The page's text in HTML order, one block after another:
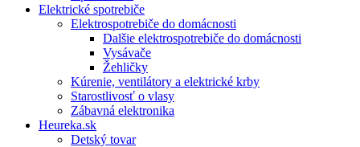
Elektrické spotrebiče
Elektrospotrebiče do domácnosti
Dalšie elektrospotrebiče do domácnosti
Vysávače
Žehličky
Kúrenie, ventilátory a elektrické krby
Starostlivosť o vlasy
Zábavná elektronika
Heureka.sk
Detský tovar